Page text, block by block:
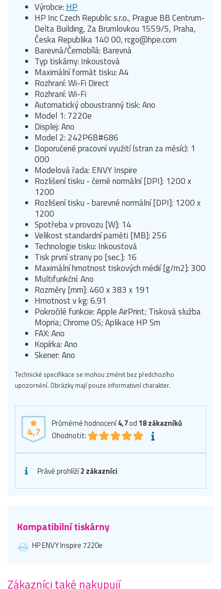
Výrobce:HP
HP Inc Czech Republic s.r.o., Prague BB Centrum-
Delta Building, Za Brumlovkou 1559/5, Praha,
Česka Republika 140 00, rcgo@hpe.com
Barevná/Černobílá: Barevná
Typ tiskárny: Inkoustová
Maximální formát tisku: A4
Rozhraní: Wi-Fi Direct
Rozhraní: Wi-Fi
Automatický oboustranný tisk: Ano
Model 1: 7220e
Displej: Ano
Model 2: 242P6B#686
Doporučené pracovní využití (stran za měsíc): 1
000
Modelová řada: ENVY Inspire
Rozlišení tisku - černé normální [DPI]: 1200 x
1200
Rozlišení tisku - barevné normální [DPI]: 1200 x
1200
Spotřeba v provozu [W]: 14
Velikost standardní paměti [MB]: 256
Technologie tisku: Inkoustová
Tisk první strany po [sec.]: 16
Maximální hmotnost tiskových médií [g/m2]: 300
Multifunkční: Ano
Rozměry [mm]: 460 x 383 x 191
Hmotnost v kg: 6.91
Pokročilé funkcie: Apple AirPrint; Tisková služba
Mopria; Chrome OS; Aplikace HP Sm
FAX: Ano
Kopírka: Ano
Skener: Ano
Technické specifikace se mohou změnit bez předchozího
upozornění. Obrázky mají pouze informativní charakter.
4,7
Průměrné hodnocení4,7od 18zákazníků
Ohodnotit:
Právě prohlíží2 zákazníci
Kompatibilní tiskárny
HP ENVY Inspire 7220e
Zákazníci také nakupují